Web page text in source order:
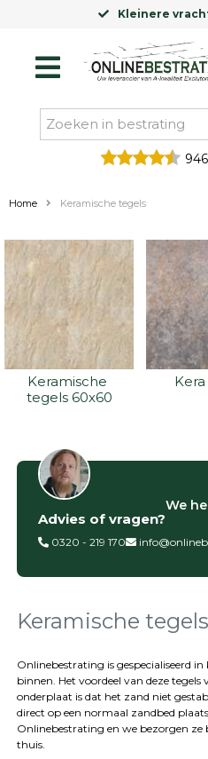
946
Home Keramische tegels
Keramische
tegels 60x60
Filter op
Categorieën
Betontegels
tegels
Natuursteen
Terrastegels
Tuintegels
Stoeptegels
Buitentegels
Balkontegels
Advies of vragen?
We
0320 - 219 170
Keramische tegels
Onlinebestrating is gespecialiseerd
binnen. Het voordeel van deze
onderplaat is dat het zand niet
direct op een normaal zandbed
Onlinebestrating en we bezorgen ze
thuis.